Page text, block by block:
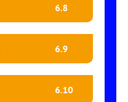
6.8
6.9
6.10